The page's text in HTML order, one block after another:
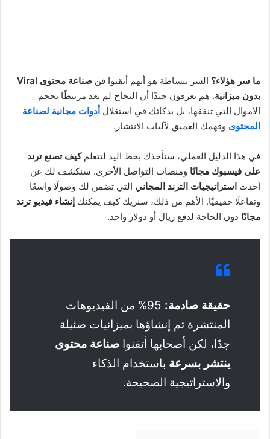
ما سر هؤلاء؟ السر ببساطة هو أنهم أتقنوا فن
صناعة محتوى Viral
بدون ميزانية. هم يعرفون جيدًا أن النجاح لم يعد مرتبطًا بحجم
الأموال التي تنفقها، بل بذكائك في استغلال أدوات مجانية لصناعة
المحتوى وفهمك العميق لآليات الانتشار.
في هذا الدليل العملي، سنأخذك بخط اليد لتتعلمكيف تصنع ترند
على فيسبوك مجانًا ومنصات التواصل الأخرى. سنكشف لك عن
أحدث استراتيجيات الترند المجاني التي تضمن لك وصولًا واسعًا
وتفاعلًا حقيقيًا. الأهم من ذلك، سنريك كيف يمكنك إنشاء فيديو ترند
مجانًا دون الحاجة لدفع ريال أو دولار واحد.
حقيقة صادمة:
95% من الفيديوهات
المنتشرة تم إنشاؤها بميزانيات ضئيلة
جدًا، لكن أصحابها أتقنوا صناعة محتوى
ينتشر بسرعة باستخدام الذكاء
والاستراتيجية الصحيحة.